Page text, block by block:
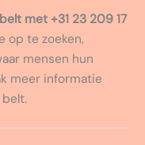
met +31 23 209 17
op te zoeken,
mensen hun
meer informatie